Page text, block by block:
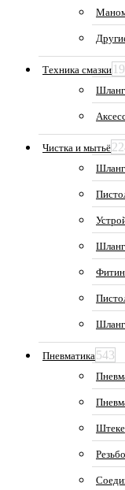
Техника смазки 19
Чистка и мытьё
Пневматика543